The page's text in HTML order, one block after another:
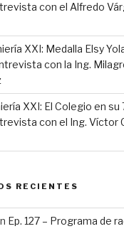
con el Alfredo
XXI: Medalla Elsy
con la Ing.
XXI: El Colegio en su
con el Ing. Víctor
RECIENTES
Ep. 127 – Programa de